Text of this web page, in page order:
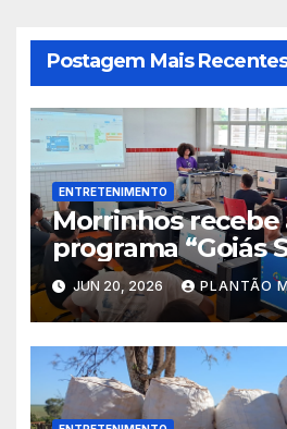
Postagem Mais Recentes
ENTRETENIMENTO
Morrinhos recebe
programa “Goiás
Ação” com
gratuitos
JUN 20, 2026 PLANTÃO